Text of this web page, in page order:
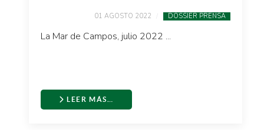
01 AGOSTO 2022 DOSSIER PRENSA
La Mar de Campos, julio 2022 ...
LEER MÁS…